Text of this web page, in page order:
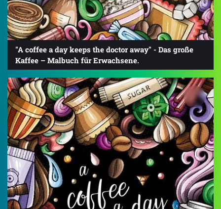
"A coffee a day keeps the doctor away" - Das große
Kaffee – Malbuch für Erwachsene.